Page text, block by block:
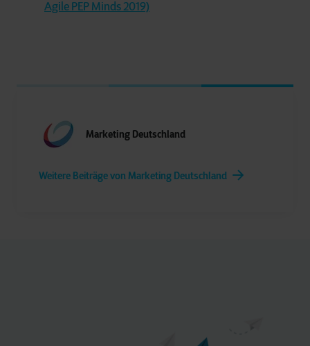
Agile PEP Minds 2019)
Marketing Deutschland
Weitere Beiträge von Marketing Deutschland